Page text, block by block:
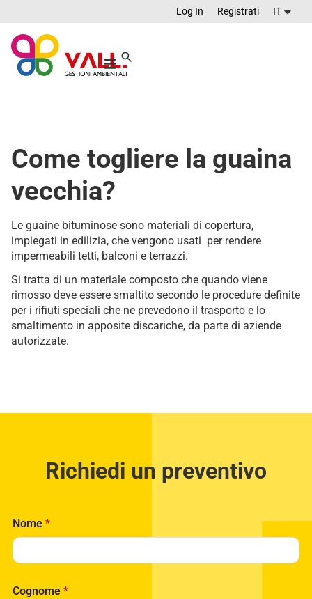
Log In Registrati IT
Come togliere la guaina
vecchia?
Le guaine bituminose sono materiali di copertura,
impiegati in edilizia, che vengono usati per rendere
impermeabili tetti, balconi e terrazzi.
Si tratta di un materiale composto che quando viene
rimosso deve essere smaltito secondo le procedure definite
per i rifiuti speciali che ne prevedono il trasporto e lo
smaltimento in apposite discariche, da parte di aziende
autorizzate.
Richiedi un preventivo
Nome *
Cognome *